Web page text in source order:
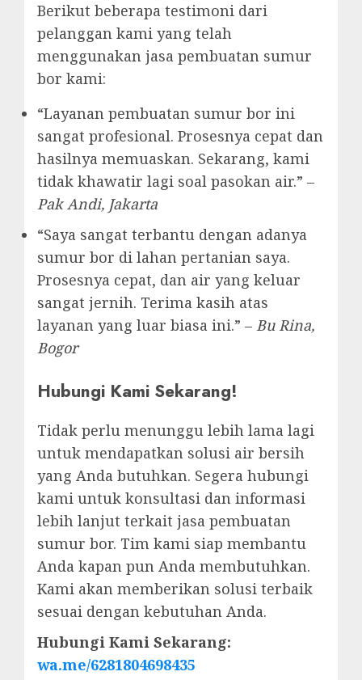
Berikut beberapa testimoni dari
pelanggan kami yang telah
menggunakan jasa pembuatan sumur
bor kami:
“Layanan pembuatan sumur bor ini
sangat profesional. Prosesnya cepat dan
hasilnya memuaskan. Sekarang, kami
tidak khawatir lagi soal pasokan air.” –
Pak Andi, Jakarta
“Saya sangat terbantu dengan adanya
sumur bor di lahan pertanian saya.
Prosesnya cepat, dan air yang keluar
sangat jernih. Terima kasih atas
layanan yang luar biasa ini.” – Bu Rina,
Bogor
Hubungi Kami Sekarang!
Tidak perlu menunggu lebih lama lagi
untuk mendapatkan solusi air bersih
yang Anda butuhkan. Segera hubungi
kami untuk konsultasi dan informasi
lebih lanjut terkait jasa pembuatan
sumur bor. Tim kami siap membantu
Anda kapan pun Anda membutuhkan.
Kami akan memberikan solusi terbaik
sesuai dengan kebutuhan Anda.
Hubungi Kami Sekarang:
wa.me/6281804698435